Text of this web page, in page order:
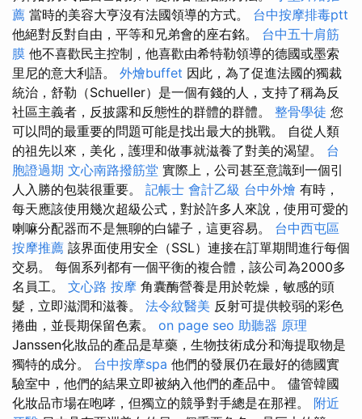
薦 當時的美容大亨沒有法國領導的方式。 台中按摩排毒ptt
他絕對反對自由，平等和兄弟會的座右銘。 台中五十肩筋
膜 他不喜歡民主控制，他喜歡由希特勒領導的德國或墨索
里尼的意大利語。 外燴buffet 因此，為了促進法國的獨裁
統治，舒勒（Schueller）是一個有錢的人，支持了稱為反
社區主義者，反披露和反態性的群體的群體。 整骨學徒 您
可以問的最重要的問題可能是找出最大的挑戰。 自從人類
的祖先以來，美化，護理和做事就滋養了對美的渴望。 台
胞證過期 文心南路撥筋堂 實際上，公司甚至意識到一個引
人入勝的包裝很重要。 記帳士 會計乙級 台中外燴 有時，
每天應該使用幾次超級公式，對於許多人來說，使用可愛的
喇嘛分配器而不是無聊的白罐子，這更容易。 台中西屯區
按摩推薦 該界面使用安全（SSL）連接在訂單期間進行每個
交易。 每個系列都有一個平衡的複合體，該公司為2000多
名員工。 文心路 按摩 角囊酶營養是用於乾燥，敏感的頭
髮，立即滋潤和滋養。 法令紋醫美 反射可提供較弱的彩色
捲曲，並長期保留色素。 on page seo 助聽器 原理
Janssen化妝品的產品是草藥，生物技術成分和海提取物是
獨特的成分。 台中按摩spa 他們的發展仍在最好的德國實
驗室中，他們的結果立即被納入他們的產品中。 儘管韓國
化妝品市場在咆哮，但獨立的競爭對手總是在那裡。 附近